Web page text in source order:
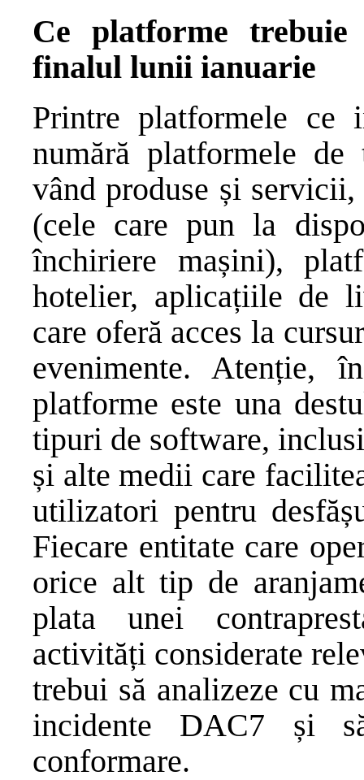
Ce platforme
finalul lunii ianuarie
Printre platformele ce
numără platformele
vând produse și
(cele care pun la
închiriere mașini),
hotelier, aplicațiile de
care oferă acces la
evenimente. Atenție,
platforme este una
tipuri de software,
și alte medii care
utilizatori pentru
Fiecare entitate care
orice alt tip de
plata unei
activități considerate
trebui să analizeze cu
incidente DAC7 și
conformare.